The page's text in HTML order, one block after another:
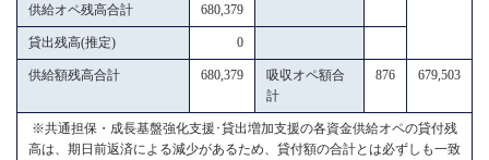
供給オペ残高合計 680,379
貸出残高(推定) 0
供給額残高合計 680,379
吸収オペ額合
計
876 679,503
※共通担保・成長基盤強化支援･貸出増加支援の各資金供給オペの貸付残
高は、期日前返済による減少があるため、貸付額の合計とは必ずしも一致